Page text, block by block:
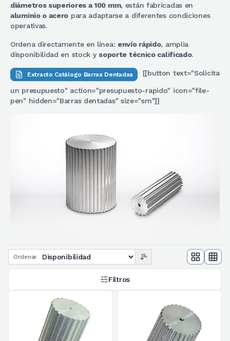
diámetros superiores a 100 mm, están fabricadas en
aluminio o acero para adaptarse a diferentes condiciones
operativas.
Ordena directamente en línea: envío rápido, amplia
disponibilidad en stock y soporte técnico calificado.
Extracto Catálogo Barras Dentadas [[button text="Solicita
un presupuesto" action="presupuesto-rapido" icon="file-
pen" hidden="Barras dentadas" size="sm"]]
Ordenar
Filtros